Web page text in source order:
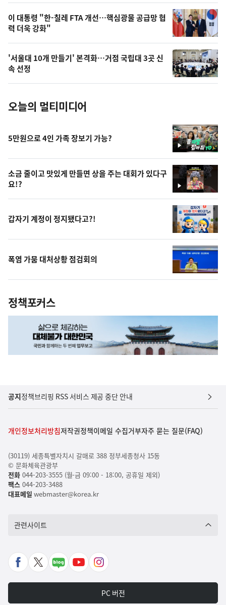
오
늘
의
사
진
이 대통령 "한-칠레 FTA 개선…핵심광물 공급망 협
력 더욱 강화"
'서울대 10개 만들기' 본격화…거점 국립대 3곳 신
속 선정
오늘의 멀티미디어
영
상
5만원으로 4인 가족 장보기 가능?
영
상
소금 줄이고 맛있게 만들면 상을 주는 대회가 있다구
요!?
갑자기 계정이 정지됐다고?!
폭염 가뭄 대처상황 점검회의
정책포커스
공지정책브리핑 RSS 서비스 제공 중단 안내
개인정보처리방침저작권정책이메일 수집거부자주 묻는 질문(FAQ)
(30119) 세종특별자치시 갈매로 388 정부세종청사 15동
© 문화체육관광부
전화044-203-3555 (월-금 09:00 - 18:00, 공휴일 제외)
팩스 044-203-3488
대표메일 webmaster@korea.kr
관련사이트
페
X
네
유
인
타
그
PC 버전